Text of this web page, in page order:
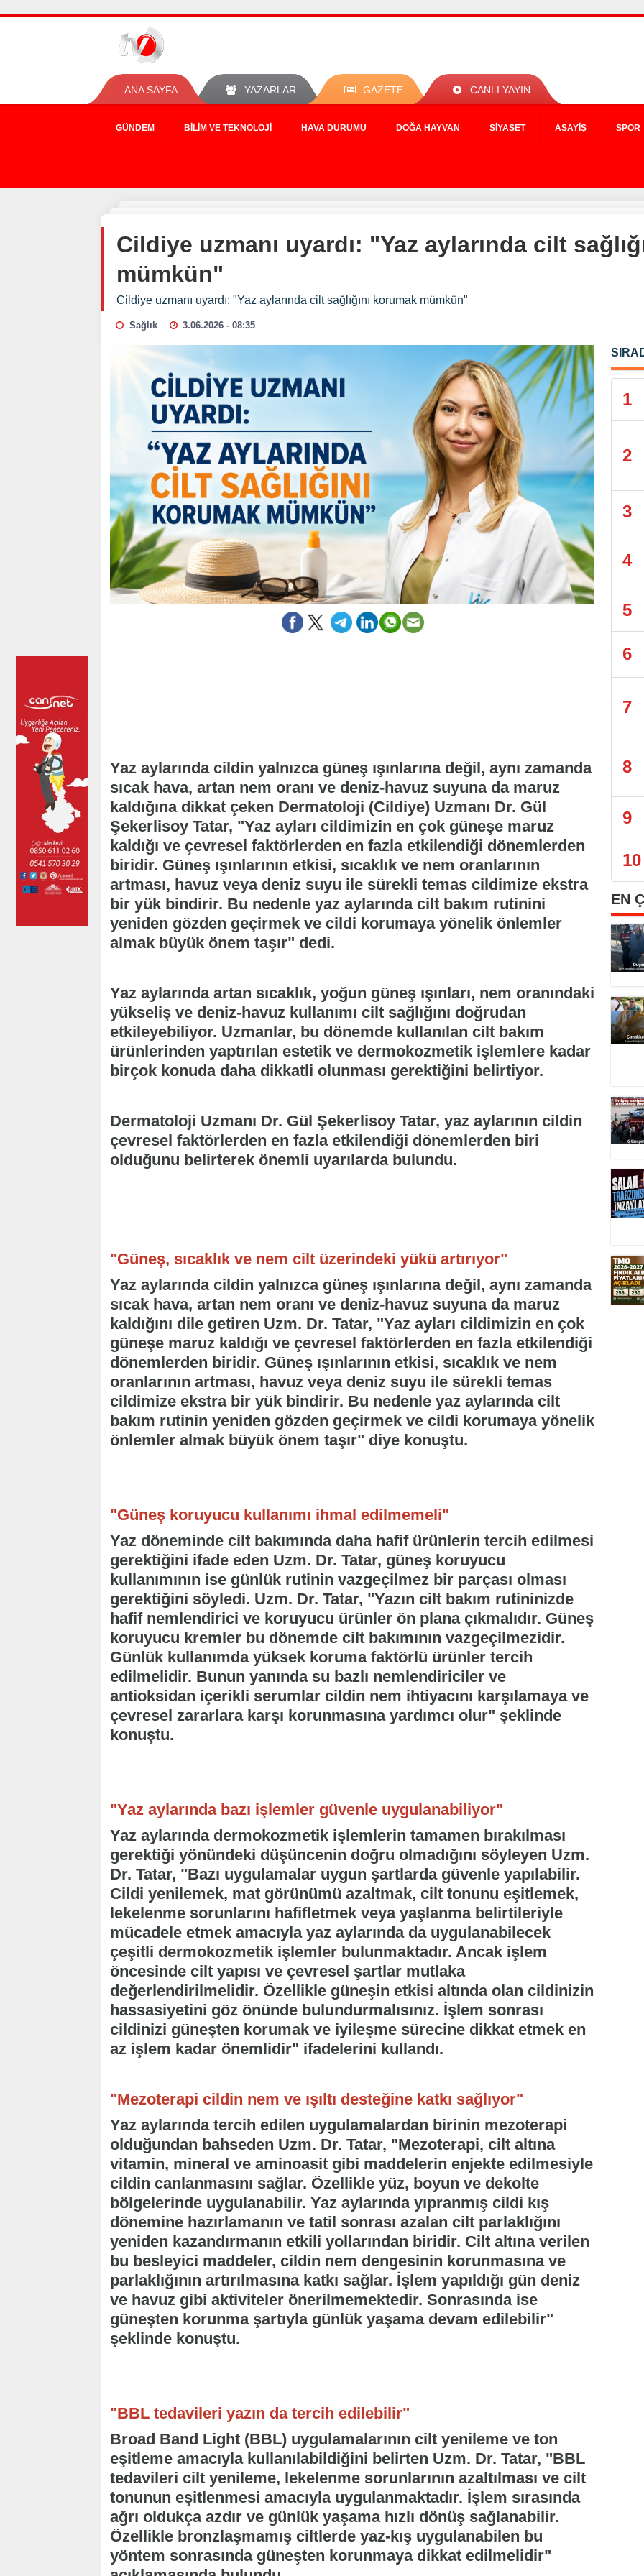
ANA SAYFA YAZARLAR GAZETE CANLI YAYIN
GÜNDEM BILIM VE TEKNOLOJI HAVA DURUMU DOĞA HAYVAN SIYASET ASAYIŞ SPOR
Cildiye uzmanı uyardı: "Yaz aylarında cilt
mümkün"
Cildiye uzmanı uyardı: "Yaz aylarında cilt sağlığını korumak mümkün"
Sağlık 3.06.2026 - 08:35
Yaz aylarında cildin yalnızca güneş ışınlarına değil, aynı zamanda
sıcak hava, artan nem oranı ve deniz-havuz suyuna da maruz
kaldığına dikkat çeken Dermatoloji (Cildiye) Uzmanı Dr. Gül
Şekerlisoy Tatar, "Yaz ayları cildimizin en çok güneşe maruz
kaldığı ve çevresel faktörlerden en fazla etkilendiği dönemlerden
biridir. Güneş ışınlarının etkisi, sıcaklık ve nem oranlarının
artması, havuz veya deniz suyu ile sürekli temas cildimize ekstra
bir yük bindirir. Bu nedenle yaz aylarında cilt bakım rutinini
yeniden gözden geçirmek ve cildi korumaya yönelik önlemler
almak büyük önem taşır" dedi.
Yaz aylarında artan sıcaklık, yoğun güneş ışınları, nem oranındaki
yükseliş ve deniz-havuz kullanımı cilt sağlığını doğrudan
etkileyebiliyor. Uzmanlar, bu dönemde kullanılan cilt bakım
ürünlerinden yaptırılan estetik ve dermokozmetik işlemlere kadar
birçok konuda daha dikkatli olunması gerektiğini belirtiyor.
Dermatoloji Uzmanı Dr. Gül Şekerlisoy Tatar, yaz aylarının cildin
çevresel faktörlerden en fazla etkilendiği dönemlerden biri
olduğunu belirterek önemli uyarılarda bulundu.
"Güneş, sıcaklık ve nem cilt üzerindeki yükü artırıyor"
Yaz aylarında cildin yalnızca güneş ışınlarına değil, aynı zamanda
sıcak hava, artan nem oranı ve deniz-havuz suyuna da maruz
kaldığını dile getiren Uzm. Dr. Tatar, "Yaz ayları cildimizin en çok
güneşe maruz kaldığı ve çevresel faktörlerden en fazla etkilendiği
dönemlerden biridir. Güneş ışınlarının etkisi, sıcaklık ve nem
oranlarının artması, havuz veya deniz suyu ile sürekli temas
cildimize ekstra bir yük bindirir. Bu nedenle yaz aylarında cilt
bakım rutinin yeniden gözden geçirmek ve cildi korumaya yönelik
önlemler almak büyük önem taşır" diye konuştu.
"Güneş koruyucu kullanımı ihmal edilmemeli"
Yaz döneminde cilt bakımında daha hafif ürünlerin tercih edilmesi
gerektiğini ifade eden Uzm. Dr. Tatar, güneş koruyucu
kullanımının ise günlük rutinin vazgeçilmez bir parçası olması
gerektiğini söyledi. Uzm. Dr. Tatar, "Yazın cilt bakım rutininizde
hafif nemlendirici ve koruyucu ürünler ön plana çıkmalıdır. Güneş
koruyucu kremler bu dönemde cilt bakımının vazgeçilmezidir.
Günlük kullanımda yüksek koruma faktörlü ürünler tercih
edilmelidir. Bunun yanında su bazlı nemlendiriciler ve
antioksidan içerikli serumlar cildin nem ihtiyacını karşılamaya ve
çevresel zararlara karşı korunmasına yardımcı olur" şeklinde
konuştu.
"Yaz aylarında bazı işlemler güvenle uygulanabiliyor"
Yaz aylarında dermokozmetik işlemlerin tamamen bırakılması
gerektiği yönündeki düşüncenin doğru olmadığını söyleyen Uzm.
Dr. Tatar, "Bazı uygulamalar uygun şartlarda güvenle yapılabilir.
Cildi yenilemek, mat görünümü azaltmak, cilt tonunu eşitlemek,
lekelenme sorunlarını hafifletmek veya yaşlanma belirtileriyle
mücadele etmek amacıyla yaz aylarında da uygulanabilecek
çeşitli dermokozmetik işlemler bulunmaktadır. Ancak işlem
öncesinde cilt yapısı ve çevresel şartlar mutlaka
değerlendirilmelidir. Özellikle güneşin etkisi altında olan cildinizin
hassasiyetini göz önünde bulundurmalısınız. İşlem sonrası
cildinizi güneşten korumak ve iyileşme sürecine dikkat etmek en
az işlem kadar önemlidir" ifadelerini kullandı.
"Mezoterapi cildin nem ve ışıltı desteğine katkı sağlıyor"
Yaz aylarında tercih edilen uygulamalardan birinin mezoterapi
olduğundan bahseden Uzm. Dr. Tatar, "Mezoterapi, cilt altına
vitamin, mineral ve aminoasit gibi maddelerin enjekte edilmesiyle
cildin canlanmasını sağlar. Özellikle yüz, boyun ve dekolte
bölgelerinde uygulanabilir. Yaz aylarında yıpranmış cildi kış
dönemine hazırlamanın ve tatil sonrası azalan cilt parlaklığını
yeniden kazandırmanın etkili yollarından biridir. Cilt altına verilen
bu besleyici maddeler, cildin nem dengesinin korunmasına ve
parlaklığının artırılmasına katkı sağlar. İşlem yapıldığı gün deniz
ve havuz gibi aktiviteler önerilmemektedir. Sonrasında ise
güneşten korunma şartıyla günlük yaşama devam edilebilir"
şeklinde konuştu.
"BBL tedavileri yazın da tercih edilebilir"
Broad Band Light (BBL) uygulamalarının cilt yenileme ve ton
eşitleme amacıyla kullanılabildiğini belirten Uzm. Dr. Tatar, "BBL
tedavileri cilt yenileme, lekelenme sorunlarının azaltılması ve cilt
tonunun eşitlenmesi amacıyla uygulanmaktadır. İşlem sırasında
ağrı oldukça azdır ve günlük yaşama hızlı dönüş sağlanabilir.
Özellikle bronzlaşmamış ciltlerde yaz-kış uygulanabilen bu
yöntem sonrasında güneşten korunmaya dikkat edilmelidir"
1
2
3
4
5
6
7
8
9
10
EN